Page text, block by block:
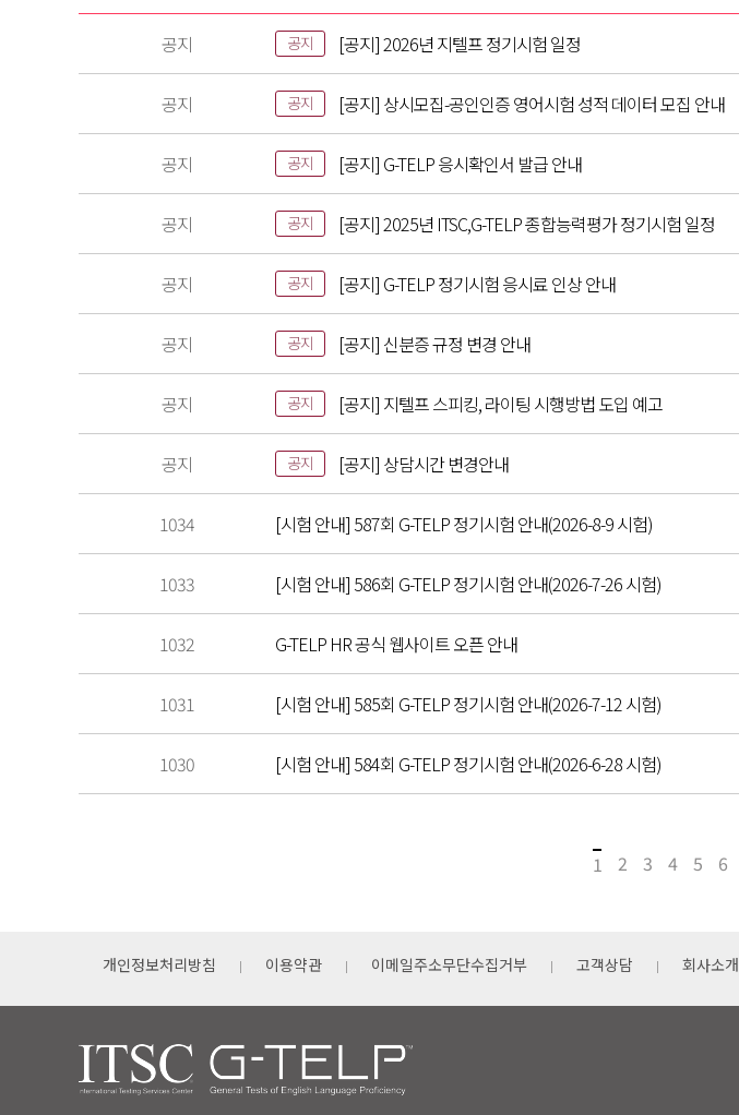
공지 공지 [공지] 2026년 지텔프 정기시험 일정
공지 공지 [공지] 상시모집-공인인증 영어시험 성적 데이터 모집 안내
공지 공지 [공지] G-TELP 응시확인서 발급 안내
공지 공지 [공지] 2025년 ITSC,G-TELP 종합능력평가 정기시험 일정
공지 공지 [공지] G-TELP 정기시험 응시료 인상 안내
공지 공지 [공지] 신분증 규정 변경 안내
공지 공지 [공지] 지텔프 스피킹, 라이팅 시행방법 도입 예고
공지 공지 [공지] 상담시간 변경안내
1034 [시험 안내] 587회 G-TELP 정기시험 안내(2026-8-9 시험)
1033 [시험 안내] 586회 G-TELP 정기시험 안내(2026-7-26 시험)
1032 G-TELP HR 공식 웹사이트 오픈 안내
1031 [시험 안내] 585회 G-TELP 정기시험 안내(2026-7-12 시험)
1030 [시험 안내] 584회 G-TELP 정기시험 안내(2026-6-28 시험)
1 2 3 4 5 6
개인정보처리방침 이용약관 이메일주소무단수집거부 고객상담 회사소개